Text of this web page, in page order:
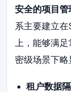
安全的项目
系主要建立
上，能够满
密级场景下略
租户数据